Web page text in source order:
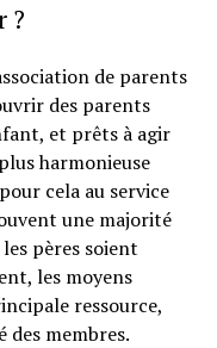
?
de parents
des parents
et prêts à agir
harmonieuse
cela au service
une majorité
pères soient
les moyens
ressource,
des membres.